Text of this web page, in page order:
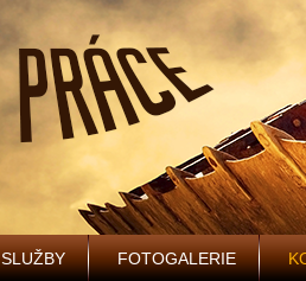
SLUŽBY FOTOGALERIE